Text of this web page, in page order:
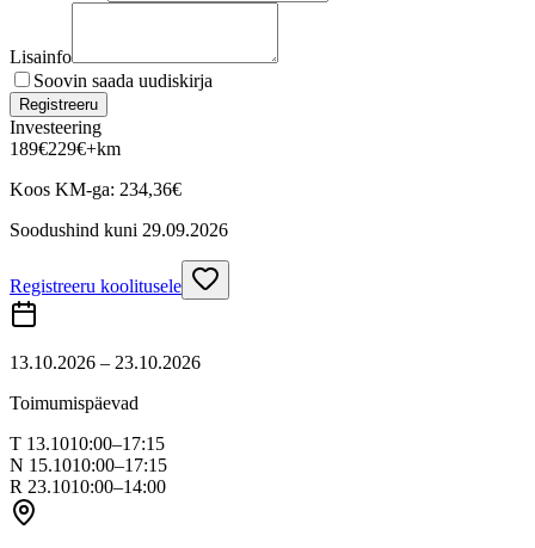
Lisainfo
Soovin saada uudiskirja
Registreeru
Investeering
189€229€+km
Koos KM-ga: 234,36€
Soodushind kuni 29.09.2026
Registreeru koolitusele
13.10.2026 – 23.10.2026
Toimumispäevad
T 13.1010:00–17:15
N 15.1010:00–17:15
R 23.1010:00–14:00